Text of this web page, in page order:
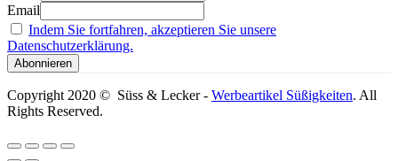
Email
Indem Sie fortfahren, akzeptieren Sie unsere
Datenschutzerklärung.
Copyright 2020 © Süss & Lecker - Werbeartikel Süßigkeiten. All
Rights Reserved.